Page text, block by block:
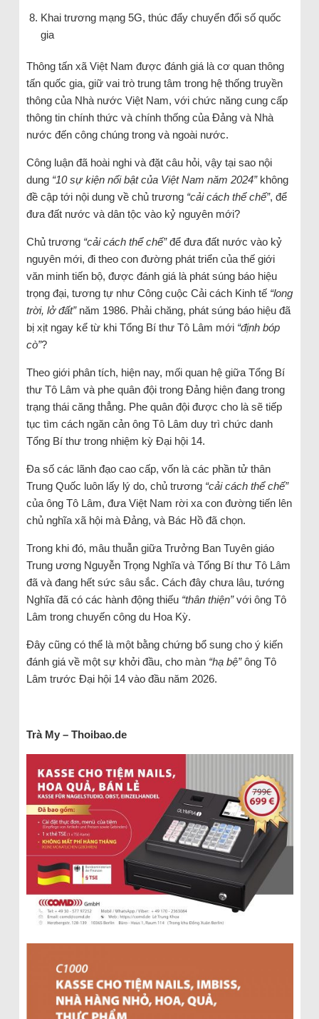
Khai trương mạng 5G, thúc đẩy chuyển đổi số quốc
gia
Thông tấn xã Việt Nam được đánh giá là cơ quan thông
tấn quốc gia, giữ vai trò trung tâm trong hệ thống truyền
thông của Nhà nước Việt Nam, với chức năng cung cấp
thông tin chính thức và chính thống của Đảng và Nhà
nước đến công chúng trong và ngoài nước.
Công luận đã hoài nghi và đặt câu hỏi, vậy tại sao nội
dung “10 sự kiện nổi bật của Việt Nam năm 2024”không
đề cập tới nội dung về chủ trương “cải cách thể chế”, để
đưa đất nước và dân tộc vào kỷ nguyên mới?
Chủ trương “cải cách thể chế”để đưa đất nước vào kỷ
nguyên mới, đi theo con đường phát triển của thế giới
văn minh tiến bộ, được đánh giá là phát súng báo hiệu
trọng đại, tương tự như Công cuộc Cải cách Kinh tế “long
trời, lở đất”năm 1986. Phải chăng, phát súng báo hiệu đã
bị xịt ngay kể từ khi Tổng Bí thư Tô Lâm mới “định bóp
cò”?
Theo giới phân tích, hiện nay, mối quan hệ giữa Tổng Bí
thư Tô Lâm và phe quân đội trong Đảng hiện đang trong
trạng thái căng thẳng. Phe quân đội được cho là sẽ tiếp
tục tìm cách ngăn cản ông Tô Lâm duy trì chức danh
Tổng Bí thư trong nhiệm kỳ Đại hội 14.
Đa số các lãnh đạo cao cấp, vốn là các phần tử thân
Trung Quốc luôn lấy lý do, chủ trương “cải cách thể chế”
của ông Tô Lâm, đưa Việt Nam rời xa con đường tiến lên
chủ nghĩa xã hội mà Đảng, và Bác Hồ đã chọn.
Trong khi đó, mâu thuẫn giữa Trưởng Ban Tuyên giáo
Trung ương Nguyễn Trọng Nghĩa và Tổng Bí thư Tô Lâm
đã và đang hết sức sâu sắc. Cách đây chưa lâu, tướng
Nghĩa đã có các hành động thiếu “thân thiện”với ông Tô
Lâm trong chuyến công du Hoa Kỳ.
Đây cũng có thể là một bằng chứng bổ sung cho ý kiến
đánh giá về một sự khởi đầu, cho màn “hạ bệ”ông Tô
Lâm trước Đại hội 14 vào đầu năm 2026.
Trà My – Thoibao.de